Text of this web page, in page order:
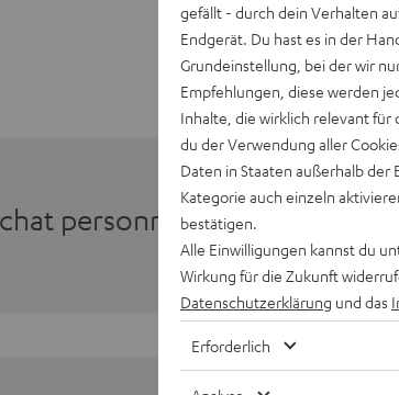
personnalisé
gefällt - durch dein Verhalten
Endgerät. Du hast es in der
Grundeinstellung, bei der wir
Empfehlungen, diese werden
Inhalte, die wirklich relevant für
du der Verwendung aller
Daten in Staaten außerhalb der
Kategorie auch einzeln
bestätigen.
Alle Einwilligungen kannst du
Wirkung für die Zukunft
Datenschutzerklärung und das
Erforderlich